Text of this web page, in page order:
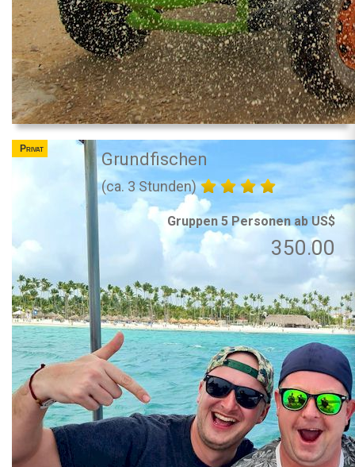
Privat
Grundfischen
(ca. 3 Stunden)
Gruppen 5 Personen ab US$
350.00